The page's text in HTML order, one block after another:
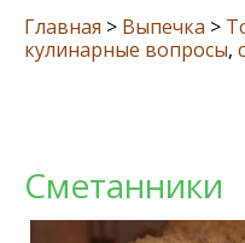
Главная > Выпечка >
кулинарные вопросы,
Сметанники